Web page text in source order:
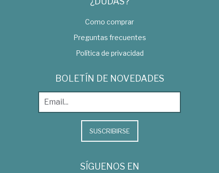
Como comprar
Preguntas frecuentes
Política de privacidad
BOLETÍN DE NOVEDADES
SUSCRIBIRSE
SÍGUENOS EN